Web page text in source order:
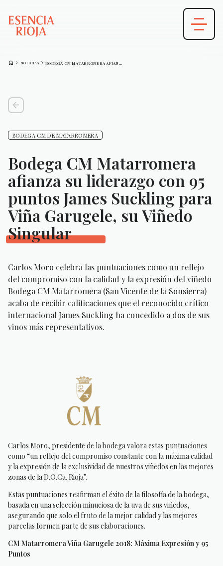
HOME CHEVRON_FORWARD NOTICIAS CHEVRON_FORWARD
arrow_back
BODEGA CM DE MATARROMERA
Bodega CM Matarromera
afianza su liderazgo con 95
puntos James Suckling para
Viña Garugele, su Viñedo
Singular
Carlos Moro celebra las puntuaciones como un reflejo
del compromiso con la calidad y la expresión del viñedo
Bodega CM Matarromera (San Vicente de la Sonsierra)
acaba de recibir calificaciones que el reconocido crítico
internacional James Suckling ha concedido a dos de sus
vinos más representativos.
Carlos Moro, presidente de la bodega valora estas puntuaciones
como “un reflejo del compromiso constante con la máxima calidad
y la expresión de la exclusividad de nuestros viñedos en las mejores
zonas de la D.O.Ca. Rioja”.
Estas puntuaciones reafirman el éxito de la filosofía de la bodega,
basada en una selección minuciosa de la uva de sus viñedos,
asegurando que solo el fruto de la mejor calidad y las mejores
parcelas formen parte de sus elaboraciones.
CM Matarromera Viña Garugele 2018: Máxima Expresión y 95
Puntos